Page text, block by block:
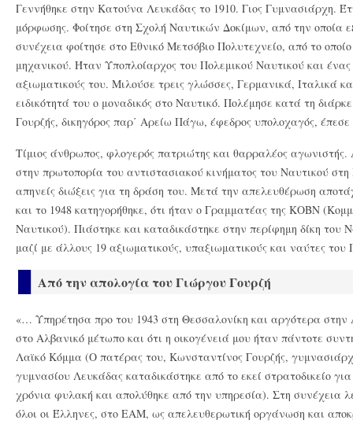
Γεννήθηκε στην Κατούνα Λευκάδας το 1910. Γιος Γυμνασιάρχη.
μόρφωσης. Φοίτησε στη Σχολή Ναυτικών Δοκίμων, από την οποία
συνέχεια φοίτησε στο Εθνικό Μετσόβιο Πολυτεχνείο, από το
μηχανικού. Ήταν Υποπλοίαρχος του Πολεμικού Ναυτικού και
αξιωματικούς του. Μιλούσε τρεις γλώσσες, Γερμανικά, Ιταλικά
ειδικότητά του ο μοναδικός στο Ναυτικό. Πολέμησε κατά τη
Γουρζής, δικηγόρος παρ΄ Αρείω Πάγω, έφεδρος υπολοχαγός,
Τίμιος άνθρωπος, φλογερός πατριώτης και θαρραλέος
στην πρωτοπορία του αντιστασιακού κινήματος του Ναυτικού
απηνείς διώξεις για τη δράση του. Μετά την απελευθέρωση
και το 1948 κατηγορήθηκε, ότι ήταν ο Γραμματέας της ΚΟΒΝ
Ναυτικού). Πιάστηκε και καταδικάστηκε στην περίφημη δίκη του
μαζί με άλλους 19 αξιωματικούς, υπαξιωματικούς και ναύτες του
Από την απολογία του Γιώργου Γουρζή
«… Υπηρέτησα προ του 1943 στη Θεσσαλονίκη και αργότερα
στο Αλβανικό μέτωπο και ότι η οικογένειά μου ήταν πάντοτε
Λαϊκό Κόμμα (Ο πατέρας του, Κωνσταντίνος Γουρζής,
γυμνασίου Λευκάδας καταδικάστηκε από το εκεί στρατοδικείο
χρόνια φυλακή και απολύθηκε από την υπηρεσία). Στη συνέχεια
όλοι οι Έλληνες, στο ΕΑΜ, ως απελευθερωτική οργάνωση και